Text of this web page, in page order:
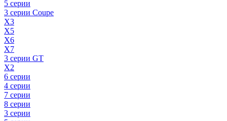
5 серии
3 серии Coupe
X3
X5
X6
X7
3 серии GT
X2
6 серии
4 серии
7 серии
8 серии
3 серии